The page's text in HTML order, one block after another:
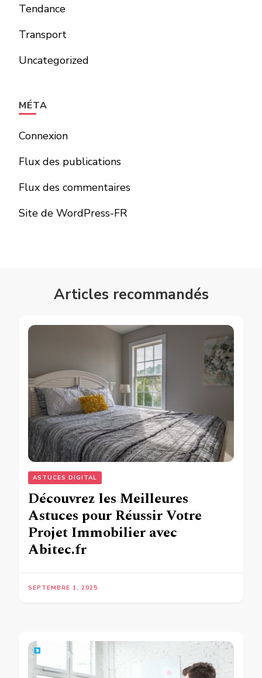
Tendance
Transport
Uncategorized
MÉTA
Connexion
Flux des publications
Flux des commentaires
Site de WordPress-FR
Articles recommandés
ASTUCES DIGITAL
Découvrez les Meilleures
Astuces pour Réussir Votre
Projet Immobilier avec
Abitec.fr
SEPTEMBRE 1, 2025